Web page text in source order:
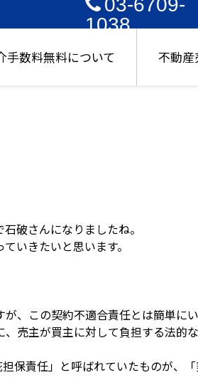
1038
手数料無料について 不動産
破さんになりましたね。
いきたいと思います。
が、この契約不適合責任とは簡単に
売主が買主に対して負担する法的な
保責任」と呼ばれていたものが、